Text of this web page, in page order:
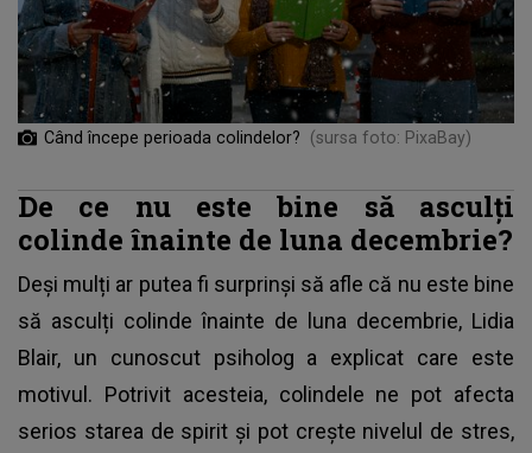
Când începe perioada colindelor? (sursa foto: PixaBay)
De ce nu este bine să asculți
colinde înainte de luna decembrie?
Deși mulți ar putea fi surprinși să afle că nu este bine
să asculți colinde înainte de luna decembrie, Lidia
Blair, un cunoscut psiholog a explicat care este
motivul. Potrivit acesteia, colindele ne pot afecta
serios starea de spirit și pot crește nivelul de stres,